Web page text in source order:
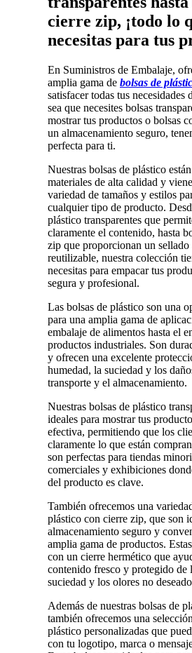
cierre zip, ¡todo lo
necesitas para tus
En Suministros de Embalaje,
amplia gama de bolsas de
satisfacer todas tus necesidades
sea que necesites bolsas
mostrar tus productos o bolsas
un almacenamiento seguro,
perfecta para ti.
Nuestras bolsas de plástico
materiales de alta calidad y
variedad de tamaños y estilos
cualquier tipo de producto.
plástico transparentes que
claramente el contenido, hasta
zip que proporcionan un sellado
reutilizable, nuestra colección
necesitas para empacar tus
segura y profesional.
Las bolsas de plástico son una
para una amplia gama de
embalaje de alimentos hasta el
productos industriales. Son
y ofrecen una excelente
humedad, la suciedad y los
transporte y el almacenamiento.
Nuestras bolsas de plástico
ideales para mostrar tus
efectiva, permitiendo que los
claramente lo que están
son perfectas para tiendas
comerciales y exhibiciones
del producto es clave.
También ofrecemos una
plástico con cierre zip, que son
almacenamiento seguro y
amplia gama de productos.
con un cierre hermético que
contenido fresco y protegido de
suciedad y los olores no
Además de nuestras bolsas de
también ofrecemos una
plástico personalizadas que
con tu logotipo, marca o